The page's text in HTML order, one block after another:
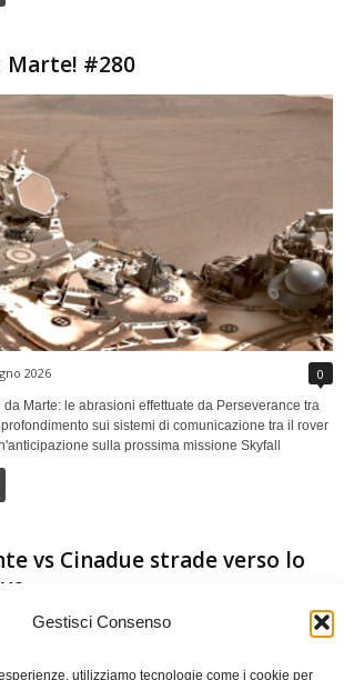
Gestisci Consenso
utilizziamo tecnologie come i cookie per
#280
2026 0
Marte: le abrasioni effettuate da Perseverance tra
sui sistemi di comunicazione tra il rover
sulla prossima missione Skyfall
vs Cinadue strade verso lo